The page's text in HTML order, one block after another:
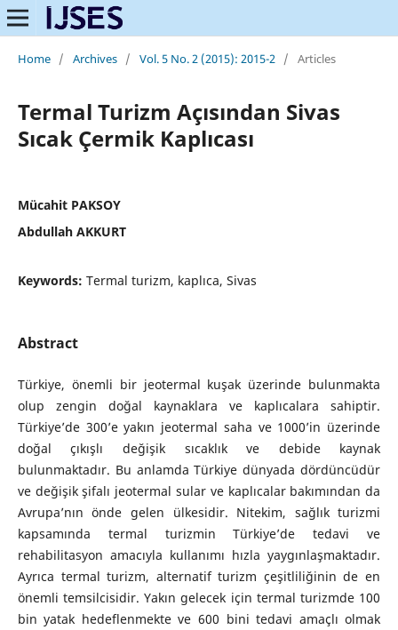
Home / Archives / Vol. 5 No. 2 (2015): 2015-2 / Articles
Termal Turizm Açısından Sivas
Sıcak Çermik Kaplıcası
Mücahit PAKSOY
Abdullah AKKURT
Keywords: Termal turizm, kaplıca, Sivas
Abstract
Türkiye, önemli bir jeotermal kuşak üzerinde bulunmakta
olup zengin doğal kaynaklara ve kaplıcalara sahiptir.
Türkiye’de 300’e yakın jeotermal saha ve 1000’in üzerinde
doğal çıkışlı değişik sıcaklık ve debide kaynak
bulunmaktadır. Bu anlamda Türkiye dünyada dördüncüdür
ve değişik şifalı jeotermal sular ve kaplıcalar bakımından da
Avrupa’nın önde gelen ülkesidir. Nitekim, sağlık turizmi
kapsamında termal turizmin Türkiye’de tedavi ve
rehabilitasyon amacıyla kullanımı hızla yaygınlaşmaktadır.
Ayrıca termal turizm, alternatif turizm çeşitliliğinin de en
önemli temsilcisidir. Yakın gelecek için termal turizmde 100
bin yatak hedeflenmekte ve 600 bini tedavi amaçlı olmak